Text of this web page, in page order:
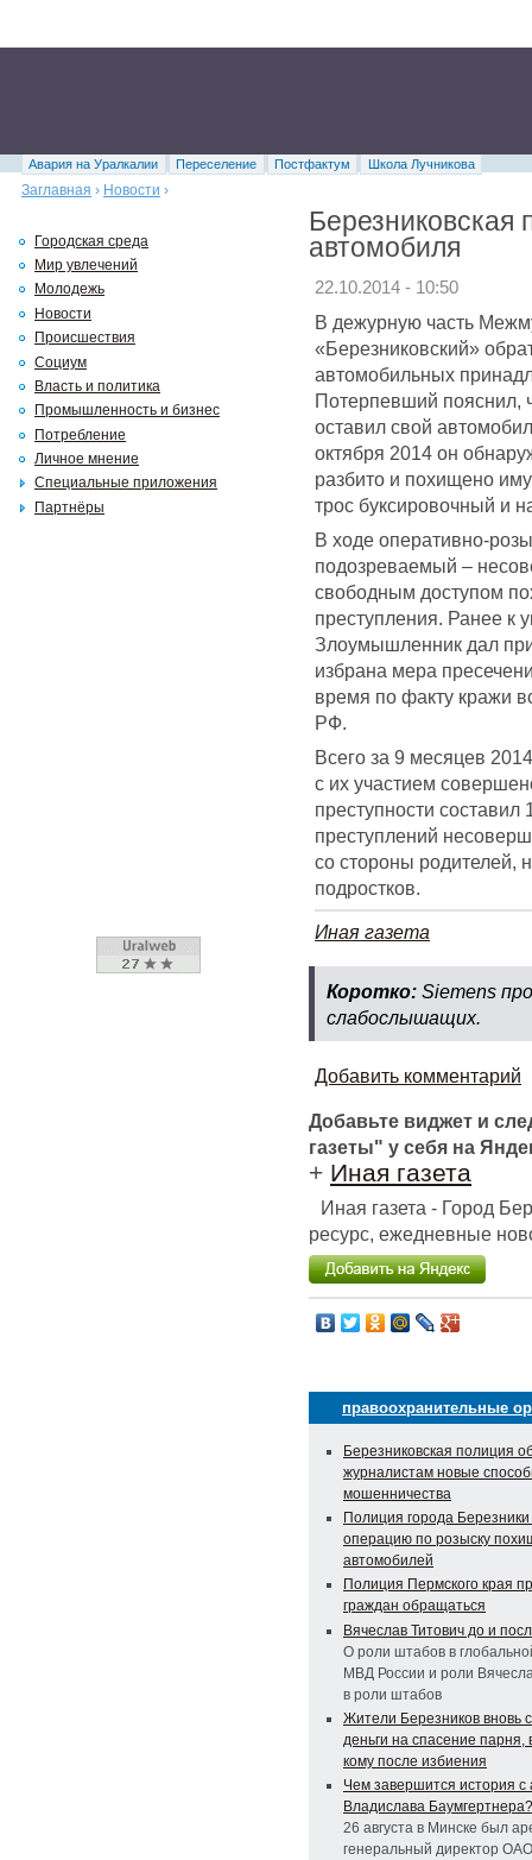
Авария на Уралкалии Переселение Постфактум
Школа Лучникова
Заглавная › Новости ›
Березниковская
автомобиля
22.10.2014 - 10:50
В дежурную часть
«Березниковский»
автомобильных
Потерпевший пояснил,
оставил свой
октября 2014 он
разбито и похищено
трос буксировочный и
В ходе оперативно-
подозреваемый –
свободным доступом
преступления. Ранее к
Злоумышленник дал
избрана мера
время по факту кражи
РФ.
Всего за 9 месяцев
с их участием
преступности
преступлений
со стороны родителей,
подростков.
Иная газета
Коротко: Siemens
слабослышащих.
Добавить комментарий
Добавьте виджет и
газеты" у себя на
+ Иная газета
Иная газета - Город
ресурс, ежедневные
правоохранительные
Березниковская полиция
журналистам новые
мошенничества
Полиция города
операцию по розыску
автомобилей
Полиция Пермского края
граждан обращаться
Вячеслав Титович до и
О роли штабов в
МВД России и роли
в роли штабов
Жители Березников вновь
деньги на спасение парня,
кому после избиения
Чем завершится история с
Владислава Баумгертнера?
26 августа в Минске был
генеральный директор ОАО
Городская среда
Мир увлечений
Молодежь
Новости
Происшествия
Социум
Власть и политика
Промышленность и бизнес
Потребление
Личное мнение
Специальные приложения
Партнёры